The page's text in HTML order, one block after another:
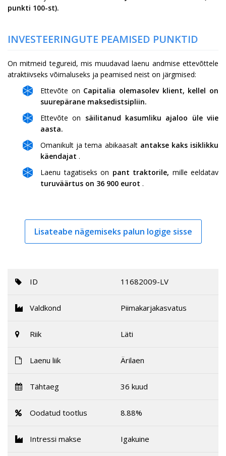
punkti 100-st).
INVESTEERINGUTE PEAMISED PUNKTID
On mitmeid tegureid, mis muudavad laenu andmise ettevõttele
atraktiivseks võimaluseks ja peamised neist on järgmised:
Ettevõte on Capitalia olemasolev klient, kellel on
suurepärane maksedistsipliin.
Ettevõte on säilitanud kasumliku ajaloo üle viie
aasta.
Omanikult ja tema abikaasalt antakse kaks isiklikku
käendajat .
Laenu tagatiseks on pant traktorile, mille eeldatav
turuväärtus on 36 900 eurot .
Lisateabe nägemiseks palun logige sisse
ID 11682009-LV
Valdkond Piimakarjakasvatus
Riik Läti
Laenu liik Ärilaen
Tähtaeg 36 kuud
Oodatud tootlus 8.88%
Intressi makse Igakuine